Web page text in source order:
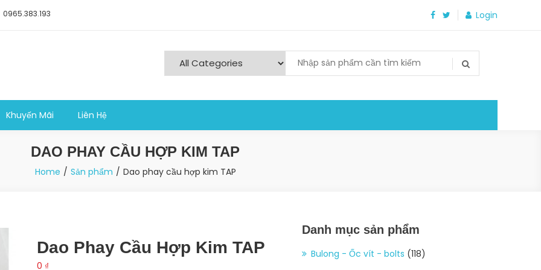
0965.383.193 Login
Khuyến Mãi Liên Hệ
DAO PHAY CẦU HỢP KIM TAP
Home Sản phẩm Dao phay cầu hợp kim TAP
Dao Phay Cầu Hợp Kim TAP
0 ₫
Danh mục sản phẩm
Bulong - Ốc vít - bolts (118)